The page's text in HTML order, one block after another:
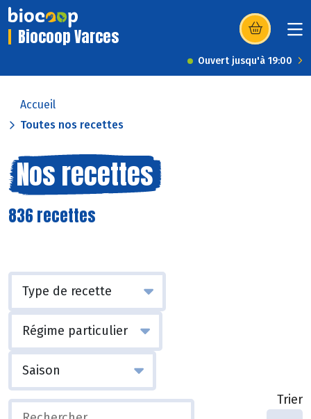
Biocoop Varces (s’ouvre dans
Ouvert jusqu'à 19:00
Accueil
Toutes nos recettes
Nos recettes
836 recettes
Trier